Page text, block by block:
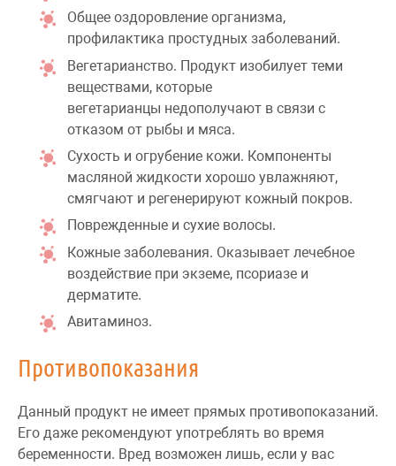
Общее оздоровление организма,
профилактика простудных заболеваний.
Вегетарианство. Продукт изобилует теми
веществами, которые
вегетарианцы недополучают в связи с
отказом от рыбы и мяса.
Сухость и огрубение кожи. Компоненты
масляной жидкости хорошо увлажняют,
смягчают и регенерируют кожный покров.
Поврежденные и сухие волосы.
Кожные заболевания. Оказывает лечебное
воздействие при экземе, псориазе и
дерматите.
Авитаминоз.
Противопоказания
Данный продукт не имеет прямых противопоказаний.
Его даже рекомендуют употреблять во время
беременности. Вред возможен лишь, если у вас